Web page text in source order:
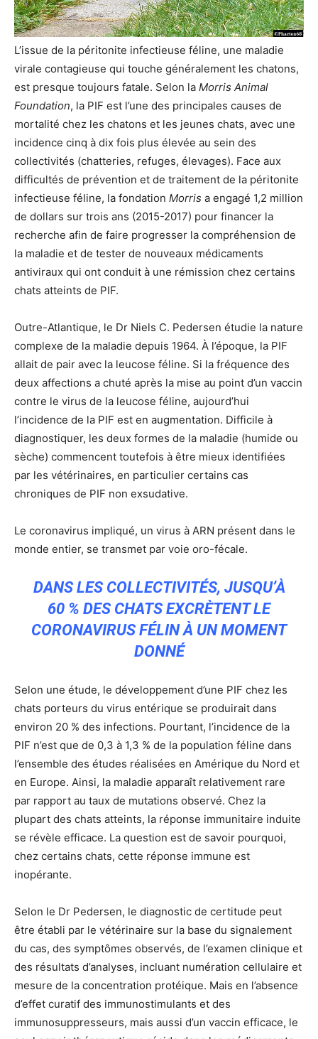
L’issue de la péritonite infectieuse féline, une maladie
virale contagieuse qui touche généralement les chatons,
est presque toujours fatale. Selon la Morris Animal
Foundation, la PIF est l’une des principales causes de
mortalité chez les chatons et les jeunes chats, avec une
incidence cinq à dix fois plus élevée au sein des
collectivités (chatteries, refuges, élevages). Face aux
difficultés de prévention et de traitement de la péritonite
infectieuse féline, la fondation Morris a engagé 1,2 million
de dollars sur trois ans (2015-2017) pour financer la
recherche afin de faire progresser la compréhension de
la maladie et de tester de nouveaux médicaments
antiviraux qui ont conduit à une rémission chez certains
chats atteints de PIF.
Outre-Atlantique, le Dr Niels C. Pedersen étudie la nature
complexe de la maladie depuis 1964. À l’époque, la PIF
allait de pair avec la leucose féline. Si la fréquence des
deux affections a chuté après la mise au point d’un vaccin
contre le virus de la leucose féline, aujourd’hui
l’incidence de la PIF est en augmentation. Difficile à
diagnostiquer, les deux formes de la maladie (humide ou
sèche) commencent toutefois à être mieux identifiées
par les vétérinaires, en particulier certains cas
chroniques de PIF non exsudative.
Le coronavirus impliqué, un virus à ARN présent dans le
monde entier, se transmet par voie oro-fécale.
DANS LES COLLECTIVITÉS, JUSQU’À
60 % DES CHATS EXCRÈTENT LE
CORONAVIRUS FÉLIN À UN MOMENT
DONNÉ
Selon une étude, le développement d’une PIF chez les
chats porteurs du virus entérique se produirait dans
environ 20 % des infections. Pourtant, l’incidence de la
PIF n’est que de 0,3 à 1,3 % de la population féline dans
l’ensemble des études réalisées en Amérique du Nord et
en Europe. Ainsi, la maladie apparaît relativement rare
par rapport au taux de mutations observé. Chez la
plupart des chats atteints, la réponse immunitaire induite
se révèle efficace. La question est de savoir pourquoi,
chez certains chats, cette réponse immune est
inopérante.
Selon le Dr Pedersen, le diagnostic de certitude peut
être établi par le vétérinaire sur la base du signalement
du cas, des symptômes observés, de l’examen clinique et
des résultats d’analyses, incluant numération cellulaire et
mesure de la concentration protéique. Mais en l’absence
d’effet curatif des immunostimulants et des
immunosuppresseurs, mais aussi d’un vaccin efficace, le